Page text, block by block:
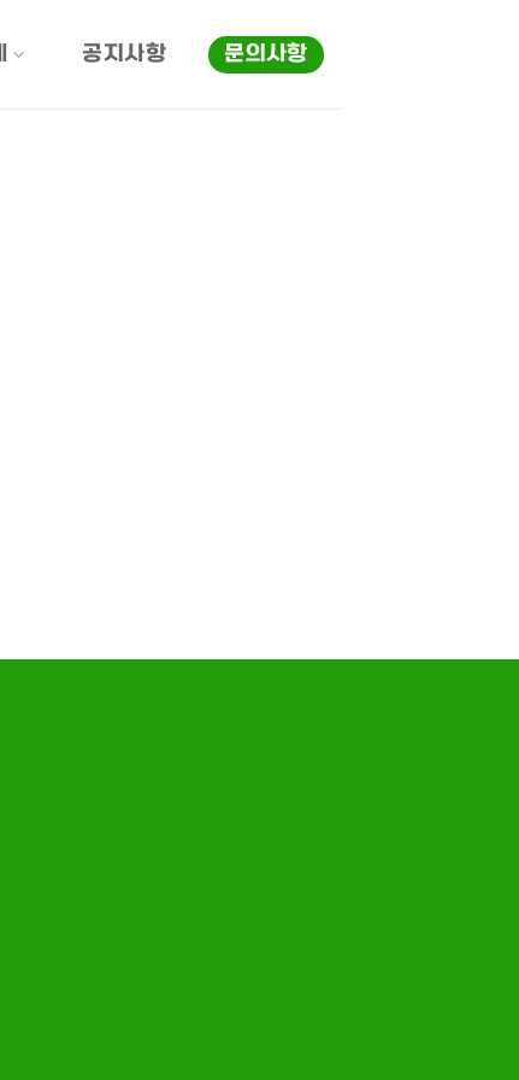
공지사항 문의사항